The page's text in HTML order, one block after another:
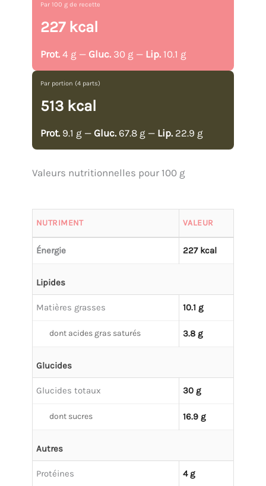
Par 100 g de recette
227 kcal
Prot. 4 g — Gluc. 30 g — Lip. 10.1 g
Par portion (4 parts)
513 kcal
Prot. 9.1 g — Gluc. 67.8 g — Lip. 22.9 g
Valeurs nutritionnelles pour 100 g
NUTRIMENT VALEUR
Énergie 227 kcal
Lipides
Matières grasses 10.1 g
dont acides gras saturés 3.8 g
Glucides
Glucides totaux 30 g
dont sucres 16.9 g
Autres
Protéines 4 g